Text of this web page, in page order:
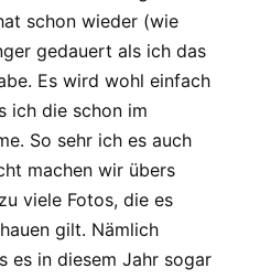
schon wieder (wie
gedauert als ich das
Es wird wohl einfach
ich die schon im
So sehr ich es auch
machen wir übers
viele Fotos, die es
gilt. Nämlich
es in diesem Jahr sogar